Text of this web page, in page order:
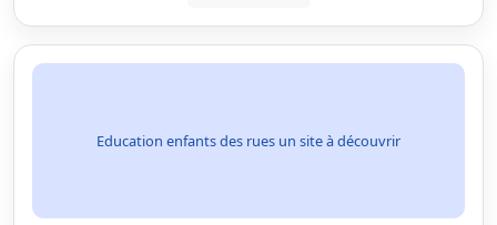
Education enfants des rues un site à découvrir